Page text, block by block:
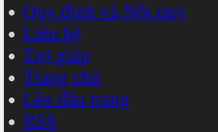
Quy định và Nội quy
Liên hệ
Trợ giúp
Trang chủ
Lên đầu trang
RSS